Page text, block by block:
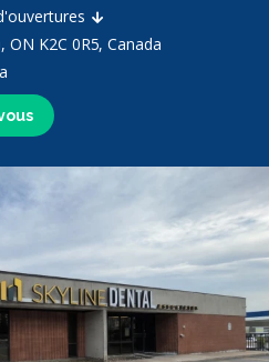
ON K2C 0R5, Canada